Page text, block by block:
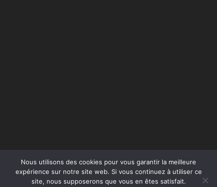
Nous utilisons des cookies pour vous garantir la meilleure
expérience sur notre site web. Si vous continuez à utiliser ce
site, nous supposerons que vous en êtes satisfait.